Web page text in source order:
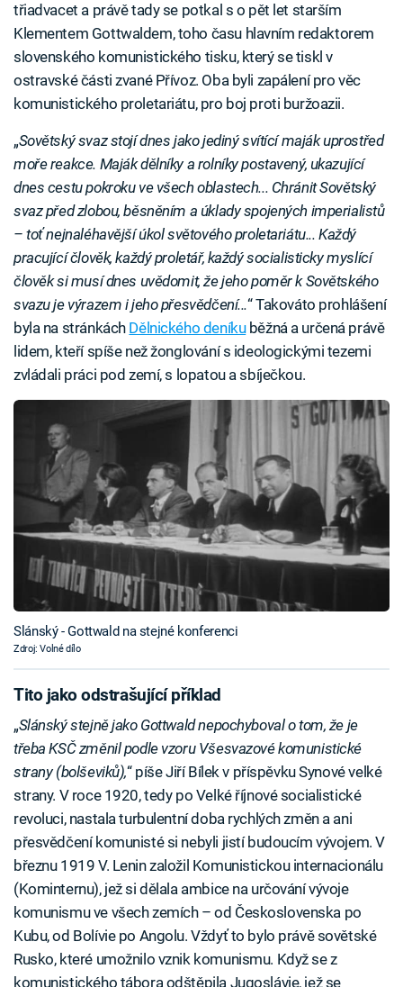
třiadvacet a právě tady se potkal s o pět let starším
Klementem Gottwaldem, toho času hlavním redaktorem
slovenského komunistického tisku, který se tiskl v
ostravské části zvané Přívoz. Oba byli zapálení pro věc
komunistického proletariátu, pro boj proti buržoazii.
„Sovětský svaz stojí dnes jako jediný svítící maják uprostřed
moře reakce. Maják dělníky a rolníky postavený, ukazující
dnes cestu pokroku ve všech oblastech... Chránit Sovětský
svaz před zlobou, běsněním a úklady spojených imperialistů
– toť nejnaléhavější úkol světového proletariátu... Každý
pracující člověk, každý proletář, každý socialisticky myslící
člověk si musí dnes uvědomit, že jeho poměr k Sovětského
svazu je výrazem i jeho přesvědčení...“ Takováto prohlášení
byla na stránkách Dělnického deníkuběžná a určená právě
lidem, kteří spíše než žonglování s ideologickými tezemi
zvládali práci pod zemí, s lopatou a sbíječkou.
Slánský - Gottwald na stejné konferenci
Zdroj: Volné dílo
Tito jako odstrašující příklad
„Slánský stejně jako Gottwald nepochyboval o tom, že je
třeba KSČ změnil podle vzoru Všesvazové komunistické
strany (bolševiků),“ píše Jiří Bílek v příspěvku Synové velké
strany. V roce 1920, tedy po Velké říjnové socialistické
revoluci, nastala turbulentní doba rychlých změn a ani
přesvědčení komunisté si nebyli jistí budoucím vývojem. V
březnu 1919 V. Lenin založil Komunistickou internacionálu
(Kominternu), jež si dělala ambice na určování vývoje
komunismu ve všech zemích – od Československa po
Kubu, od Bolívie po Angolu. Vždyť to bylo právě sovětské
Rusko, které umožnilo vznik komunismu. Když se z
komunistického tábora odštěpila Jugoslávie, jež se